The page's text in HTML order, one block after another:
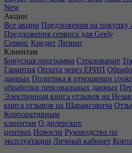
New
Акции
Все акции Предложения на покупку
Предложения сервиса для Geely
Сервис Кредит Лизинг
Клиентам
Бонусная программа Страхование
Гарантия Оплата через ЕРИП
данных Политика в отношении
обработки персональных данных
Электронная книга отзывов на
книга отзывов на Шаранговича
Корпоративным
клиентам О дилерских
центрах Новости Руководство по
эксплуатации Личный кабинет